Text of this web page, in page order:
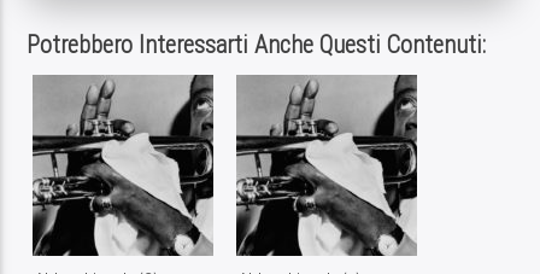
Potrebbero Interessarti Anche Questi Contenuti: